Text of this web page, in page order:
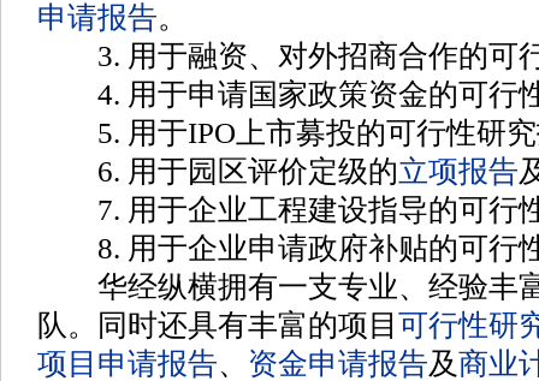
申请报告。
3. 用于融资、对外招商合作的可
4. 用于申请国家政策资金的可行
5. 用于IPO上市募投的可行性研究
6. 用于园区评价定级的立项报告
7. 用于企业工程建设指导的可行
8. 用于企业申请政府补贴的可行
华经纵横拥有一支专业、经验丰
队。同时还具有丰富的项目 可行性研
项目申请报告、 资金申请报告及商业